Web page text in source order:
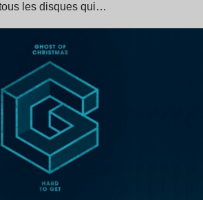
les disques qui…